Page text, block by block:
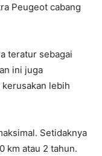
Peugeot cabang
teratur sebagai
ini juga
lebih
Setidaknya
km atau 2 tahun.